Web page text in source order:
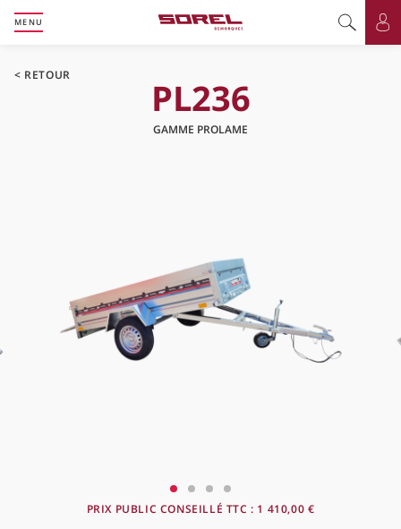
MENU Basculer
RETOUR PL236
GAMME PROLAME
PRIX PUBLIC CONSEILLÉ TTC : 1 410,00 €